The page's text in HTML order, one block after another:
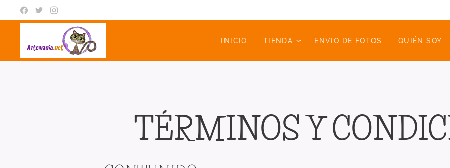
INICIO TIENDA ENVIO DE FOTOS QUIÉN SOY
TÉRMINOS Y